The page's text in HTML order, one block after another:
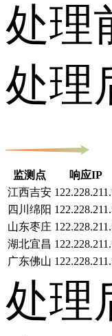
处理
处理
监测点 响应IP
江西吉安
四川绵阳
山东枣庄
湖北宜昌
广东佛山
处理